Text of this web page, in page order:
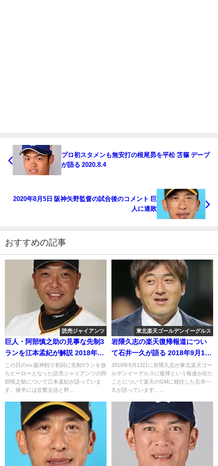
プロ初スタメンも無安打の根尾昴を平松 笘篠 デーブ
が語る 2020.8.4
2020年8月5日 阪神矢野監督の試合後のコメント 巨
人に連敗
おすすめの記事
読売ジャイアンツ
巨人・阿部慎之助の見事な先制3
ランを江本孟紀が解説 2018年8
月8日
この日のvs.阪神戦で初回に先制3ランを放
ちヒーローとなった読売ジャイアンツの阿
部慎之助について江本孟紀が語っていま
す。後半には谷繁元信と野...
東北楽天ゴールデンイーグルス
岩隈久志の楽天復帰報道につい
て石井一久が語る 2018年9月15
日
2018年9月13日に岩隈久志が東北楽天ゴー
ルデンイーグルスに復帰という報道が出た
ことについて楽天のGMに就任した石井一
久が語っています。...